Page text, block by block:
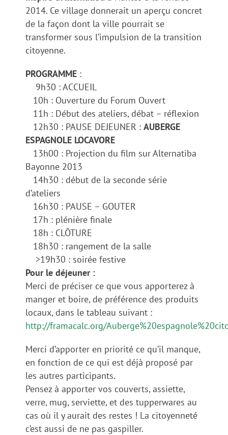
2014. Ce village donnerait un aperçu concret
de la façon dont la ville pourrait se
transformer sous l’impulsion de la transition
citoyenne.
PROGRAMME :
9h30 : ACCUEIL
10h : Ouverture du Forum Ouvert
11h : Début des ateliers, débat – réflexion
12h30 : PAUSE DEJEUNER : AUBERGE
ESPAGNOLE LOCAVORE
13h00 : Projection du film sur Alternatiba
Bayonne 2013
14h30 : début de la seconde série
d’ateliers
16h30 : PAUSE – GOUTER
17h : plénière finale
18h : CLÔTURE
18h30 : rangement de la salle
>19h30 : soirée festive
Pour le déjeuner :
Merci de préciser ce que vous apporterez à
manger et boire, de préférence des produits
locaux, dans le tableau suivant :
http://framacalc.org/
Merci d’apporter en priorité ce qu’il manque,
en fonction de ce qui est déjà proposé par
les autres participants.
Pensez à apporter vos couverts, assiette,
verre, mug, serviette, et des tupperwares au
cas où il y aurait des restes ! La citoyenneté
c’est aussi de ne pas gaspiller.